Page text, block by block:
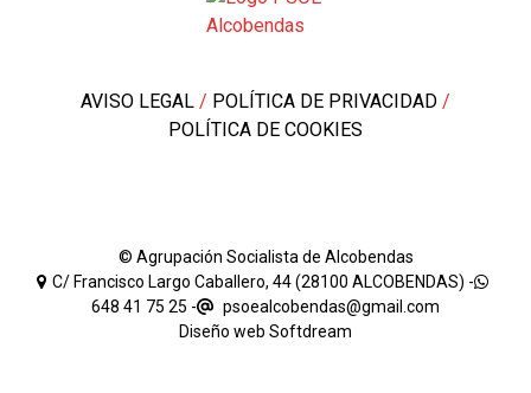
AVISO LEGAL / POLÍTICA DE PRIVACIDAD /
POLÍTICA DE COOKIES
© Agrupación Socialista de Alcobendas
C/ Francisco Largo Caballero, 44 (28100 ALCOBENDAS) -
648 41 75 25 -
psoealcobendas@gmail.com
Diseño web Softdream